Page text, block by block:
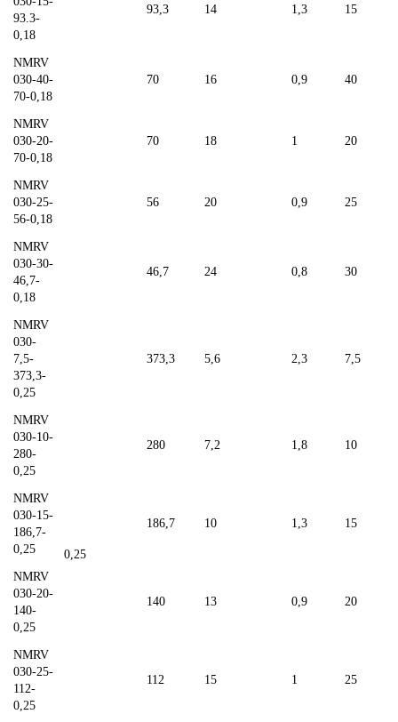
93.3-
0,18
93,3 14 1,3 15
NMRV
030-40-
70-0,18
70 16 0,9 40
NMRV
030-20-
70-0,18
70 18 1 20
NMRV
030-25-
56-0,18
56 20 0,9 25
NMRV
030-30-
46,7-
0,18
46,7 24 0,8 30
NMRV
030-
7,5-
373,3-
0,25
0,25
373,3 5,6 2,3 7,5
NMRV
030-10-
280-
0,25
280 7,2 1,8 10
NMRV
030-15-
186,7-
0,25
186,7 10 1,3 15
NMRV
030-20-
140-
0,25
140 13 0,9 20
NMRV
030-25-
112-
0,25
112 15 1 25